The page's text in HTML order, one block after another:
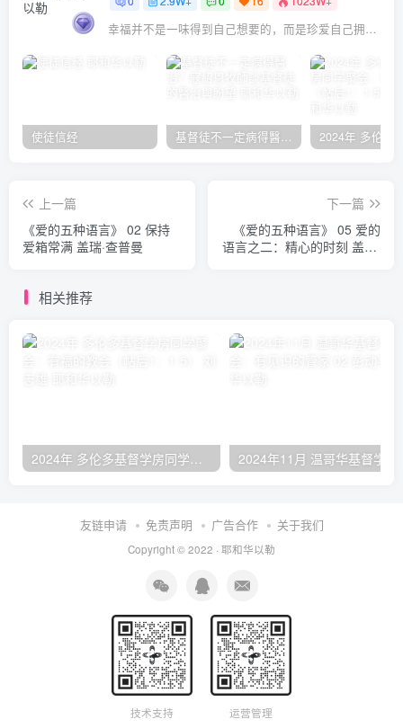
幸福并不是一味得到自己想要的，而是珍爱自己拥有的
使徒信经 基督徒不一定病得醫治？寇紹恩牧師談基督徒的醫治與盼望
上一篇
《爱的五种语言》 02 保持
爱箱常满 盖瑞·查普曼
下一篇
《爱的五种语言》 05 爱的
语言之二：精心的时刻 盖瑞·
相关推荐
2024年 多伦多基督学房同学聚会：有福的教会（帖后1：1-5） 刘志雄
友链申请 免责声明 广告合作 关于我们
Copyright © 2022 · 耶和华以勒
技术支持 运营管理